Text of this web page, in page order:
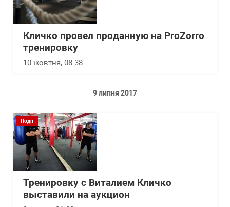
Кличко провел проданную на ProZorro
тренировку
10 жовтня, 08:38
9 липня 2017
Події
Тренировку с Виталием Кличко
выставили на аукцион